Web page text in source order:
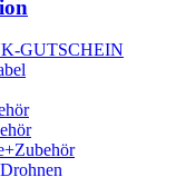
GUTSCHEIN